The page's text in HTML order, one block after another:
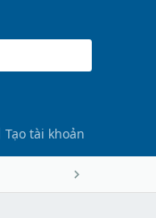
Tạo tài khoản